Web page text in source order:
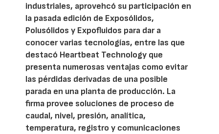
industriales, aprovehcó su participación en
la pasada edición de Exposólidos,
Polusólidos y Expofluidos para dar a
conocer varias tecnologías, entre las que
destacó Heartbeat Technology que
presenta numerosas ventajas como evitar
las pérdidas derivadas de una posible
parada en una planta de producción. La
firma provee soluciones de proceso de
caudal, nivel, presión, analítica,
temperatura, registro y comunicaciones